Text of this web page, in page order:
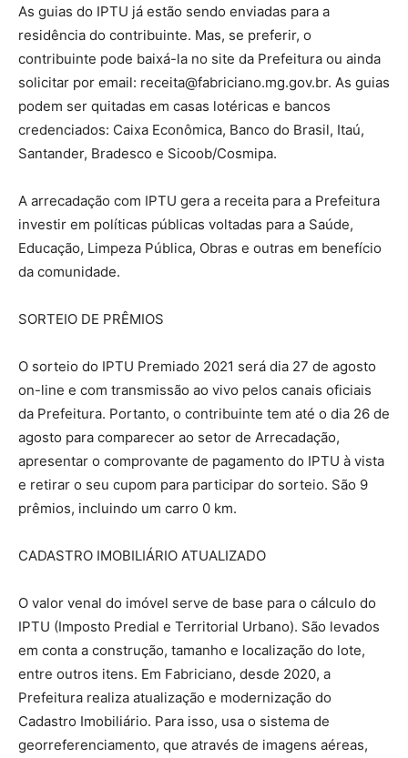
As guias do IPTU já estão sendo enviadas para a
residência do contribuinte. Mas, se preferir, o
contribuinte pode baixá-la no site da Prefeitura ou ainda
solicitar por email: receita@fabriciano.mg.gov.br. As guias
podem ser quitadas em casas lotéricas e bancos
credenciados: Caixa Econômica, Banco do Brasil, Itaú,
Santander, Bradesco e Sicoob/Cosmipa.
A arrecadação com IPTU gera a receita para a Prefeitura
investir em políticas públicas voltadas para a Saúde,
Educação, Limpeza Pública, Obras e outras em benefício
da comunidade.
SORTEIO DE PRÊMIOS
O sorteio do IPTU Premiado 2021 será dia 27 de agosto
on-line e com transmissão ao vivo pelos canais oficiais
da Prefeitura. Portanto, o contribuinte tem até o dia 26 de
agosto para comparecer ao setor de Arrecadação,
apresentar o comprovante de pagamento do IPTU à vista
e retirar o seu cupom para participar do sorteio. São 9
prêmios, incluindo um carro 0 km.
CADASTRO IMOBILIÁRIO ATUALIZADO
O valor venal do imóvel serve de base para o cálculo do
IPTU (Imposto Predial e Territorial Urbano). São levados
em conta a construção, tamanho e localização do lote,
entre outros itens. Em Fabriciano, desde 2020, a
Prefeitura realiza atualização e modernização do
Cadastro Imobiliário. Para isso, usa o sistema de
georreferenciamento, que através de imagens aéreas,